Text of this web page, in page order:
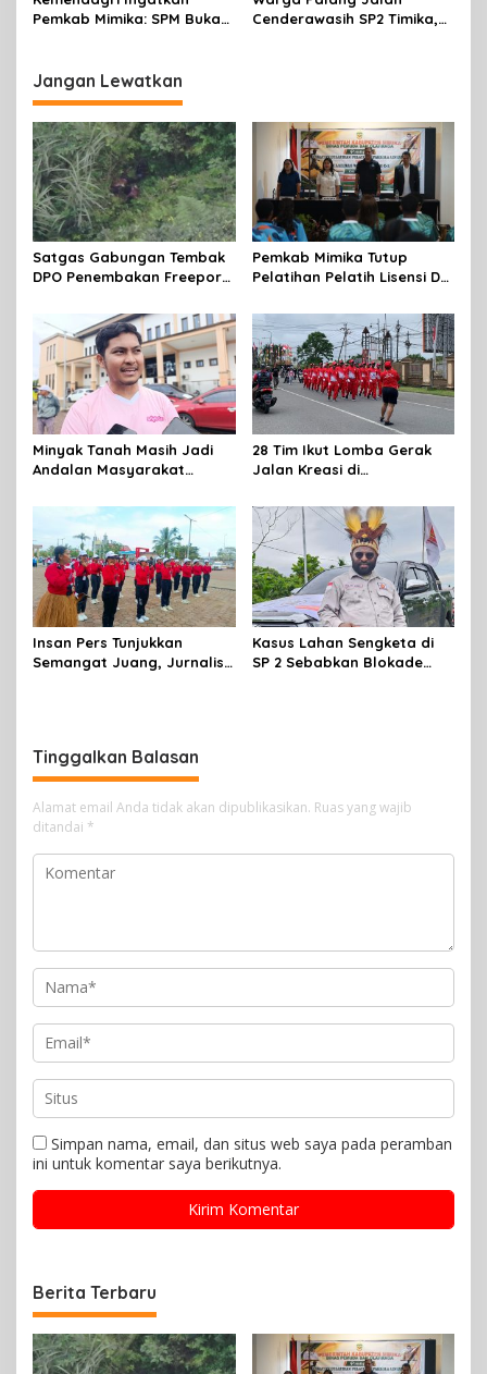
Jalan Kreasi HUT ke-81 RI
Pemkab Mimika: SPM Bukan
Rakyat
Cenderawasih SP2 Timika,
Jangan Lewatkan
Satgas Gabungan Tembak
DPO Penembakan Freeport
Pemkab Mimika Tutup
Pelatihan Pelatih Lisensi D
2026
Minyak Tanah Masih Jadi
Andalan Masyarakat
Penambahan Kuota
28 Tim Ikut Lomba Gerak
Jalan Kreasi di
Insan Pers Tunjukkan
Semangat Juang, Jurnalis
Kasus Lahan Sengketa di
SP 2 Sebabkan Blokade
Tinggalkan Balasan
Alamat email Anda tidak akan dipublikasikan. Ruas yang wajib
ditandai *
Simpan nama, email, dan situs web saya pada peramban
ini untuk komentar saya berikutnya.
Berita Terbaru